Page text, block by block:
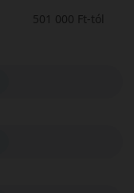
501 000 Ft-tól